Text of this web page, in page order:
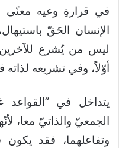
في قرارةِ وعيه معنًى
الإنسان الحَقّ
ليس من يُشرع
أوّلاً، وفي تشريعه لذاته
يتداخل في ”القواعد
الجمعيّ والذاتيّ معا،
وتفاعلهما، فقد